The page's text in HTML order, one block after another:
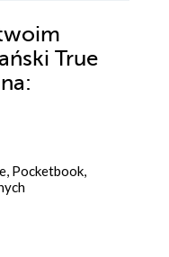
True
Pocketbook,